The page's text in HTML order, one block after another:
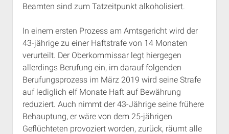
Beamten sind zum Tatzeitpunkt alkoholisiert.
In einem ersten Prozess am Amtsgericht wird der
43-jährige zu einer Haftstrafe von 14 Monaten
verurteilt. Der Oberkommissar legt hiergegen
allerdings Berufung ein, im darauf folgenden
Berufungsprozess im März 2019 wird seine Strafe
auf lediglich elf Monate Haft auf Bewährung
reduziert. Auch nimmt der 43-Jährige seine frühere
Behauptung, er wäre von dem 25-jährigen
Geflüchteten provoziert worden, zurück, räumt alle